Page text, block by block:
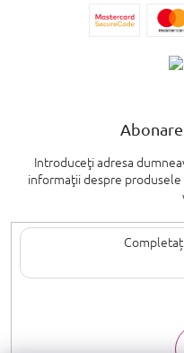
Introduceţi adresa
informaţii despre